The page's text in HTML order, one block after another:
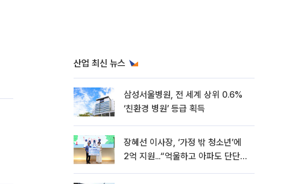
산업 최신 뉴스
삼성서울병원, 전 세계 상위 0.6%
‘친환경 병원’ 등급 획득
장혜선 이사장, ‘가정 밖 청소년’에
2억 지원...“억울하고 아파도 단단해